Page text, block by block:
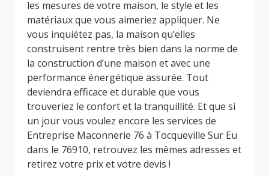
les mesures de votre maison, le style et les
matériaux que vous aimeriez appliquer. Ne
vous inquiétez pas, la maison qu’elles
construisent rentre très bien dans la norme de
la construction d’une maison et avec une
performance énergétique assurée. Tout
deviendra efficace et durable que vous
trouveriez le confort et la tranquillité. Et que si
un jour vous voulez encore les services de
Entreprise Maconnerie 76 à Tocqueville Sur Eu
dans le 76910, retrouvez les mêmes adresses et
retirez votre prix et votre devis !